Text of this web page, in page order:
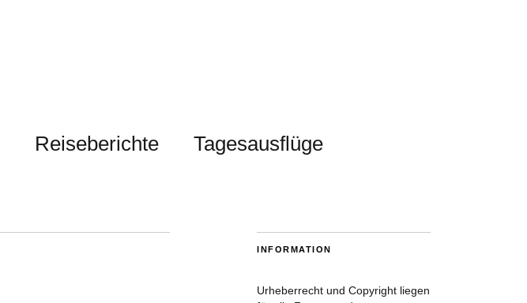
Reiseberichte Tagesausflüge
INFORMATION
Urheberrecht und Copyright liegen